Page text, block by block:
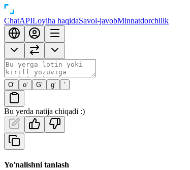
ChatAPILoyiha haqidaSavol-javobMinnatdorchilik
O‘ o‘ G‘ g‘ ’
Bu yerda natija chiqadi :)
Yo'nalishni tanlash